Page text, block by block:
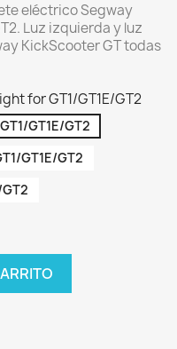
eléctrico Segway
Luz izquierda y luz
KickScooter GT todas
for GT1/GT1E/GT2
GT1E/GT2
GT1E/GT2